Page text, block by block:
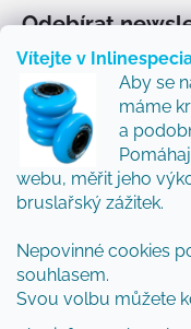
Vítejte v
Aby se
máme
a
webu, měřit jeho
bruslařský zážitek.
Nepovinné cookies
souhlasem.
Svou volbu můžete
Odebírat
Vložte svůj e-mail a
o nových
Přidejte se k nám a
novinky a tipy.
E-mail
Vložením e-mailu
ochrany osobních